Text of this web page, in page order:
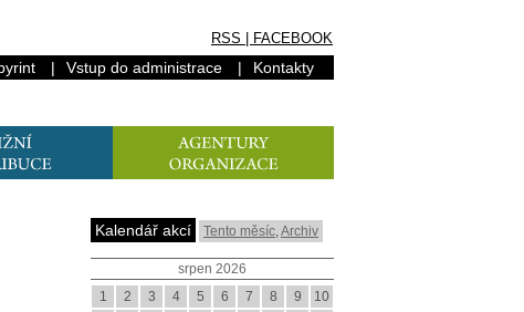
RSS FACEBOOK
| Vstup do administrace | Kontakty
Kalendář akcí Tento měsíc,Archiv
srpen 2026
1
2 3 4 5 6 7 8 9
10